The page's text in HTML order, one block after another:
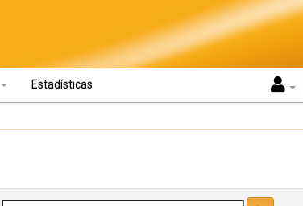
Estadísticas